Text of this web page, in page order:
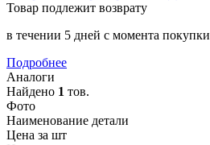
Товар подлежит возврату
в течении 5 дней с момента покупки
Подробнее
Аналоги
Найдено 1 тов.
Фото
Наименование детали
Цена за шт